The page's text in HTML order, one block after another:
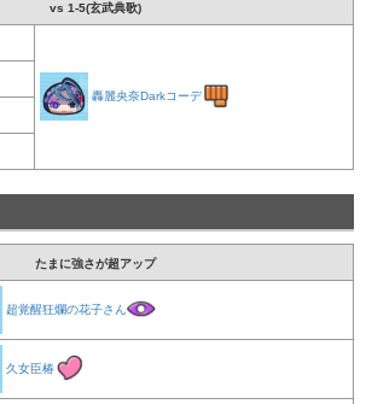
vs 1-5(玄武典歌)
轟麗央奈Darkコーデ
たまに強さが超アップ
超覚醒狂爛の花子さん
久女臣椿